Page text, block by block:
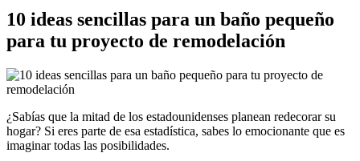
10 ideas sencillas para un baño pequeño
para tu proyecto de remodelación
¿Sabías que la mitad de los estadounidenses planean redecorar su
hogar? Si eres parte de esa estadística, sabes lo emocionante que es
imaginar todas las posibilidades.